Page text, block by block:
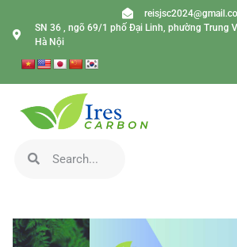
SN 36 , ngõ 69/1 phố Đại Linh, phường Trung
Hà Nội